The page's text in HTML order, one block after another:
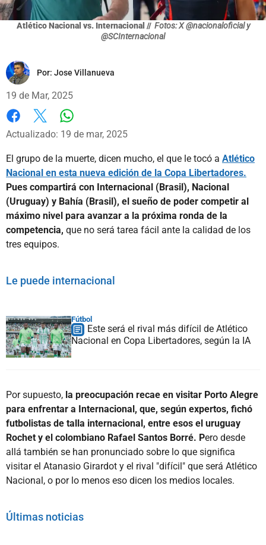
Atlético Nacional vs. Internacional // Fotos: X @nacionaloficial y
@SCInternacional
Por: Jose Villanueva
19 de Mar, 2025
Facebook
X
Actualizado: 19 de mar, 2025
El grupo de la muerte, dicen mucho, el que le tocó a Atlético
Nacional en esta nueva edición de la Copa Libertadores.
Pues compartirá con Internacional (Brasil), Nacional
(Uruguay) y Bahía (Brasil), el sueño de poder competir al
máximo nivel para avanzar a la próxima ronda de la
competencia, que no será tarea fácil ante la calidad de los
tres equipos.
Le puede internacional
Fútbol
Este será el rival más difícil de Atlético
Nacional en Copa Libertadores, según la IA
Por supuesto, la preocupación recae en visitar Porto Alegre
para enfrentar a Internacional, que, según expertos, fichó
futbolistas de talla internacional, entre esos el uruguay
Rochet y el colombiano Rafael Santos Borré. Pero desde
allá también se han pronunciado sobre lo que significa
visitar el Atanasio Girardot y el rival "difícil" que será Atlético
Nacional, o por lo menos eso dicen los medios locales.
Últimas noticias